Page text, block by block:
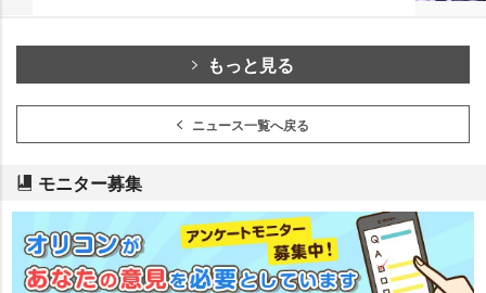
もっと見る
ニュース一覧へ戻る
モニター募集